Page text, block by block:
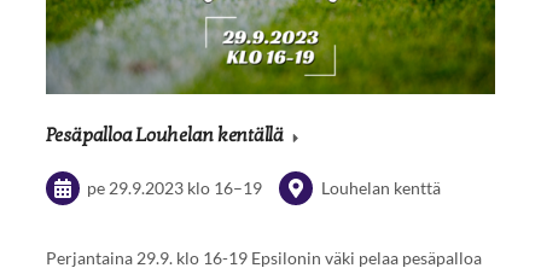
Pesäpalloa Louhelan kentällä
pe 29.9.2023 klo 16–19 Louhelan kenttä
Perjantaina 29.9. klo 16-19 Epsilonin väki pelaa pesäpalloa